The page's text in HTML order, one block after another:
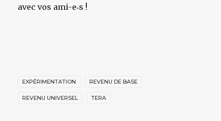
avec vos ami-e‑s !
EXPÉRIMENTATION REVENU DE BASE
REVENU UNIVERSEL TERA